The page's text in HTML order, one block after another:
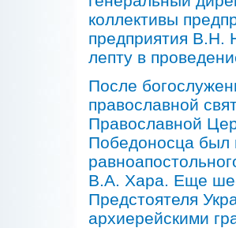
коллективы
предприятия В.Н.
лепту в
После
православной
Православной
Победоносца был
В.А. Хара. Еще
Предстоятеля
архиерейскими